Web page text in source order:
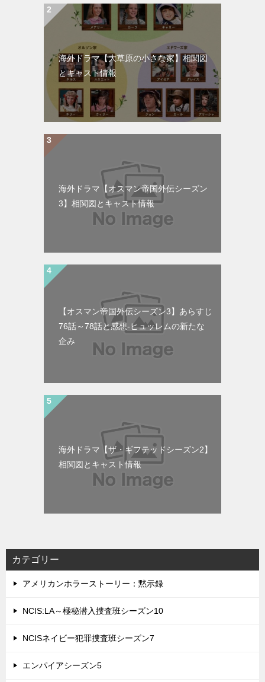
海外ドラマ【大草原の小さな家】相関図
とキャスト情報
海外ドラマ【オスマン帝国外伝シーズン
3】相関図とキャスト情報
【オスマン帝国外伝シーズン3】あらすじ
76話～78話と感想-ヒュッレムの新たな
企み
海外ドラマ【ザ・ギフテッドシーズン2】
相関図とキャスト情報
カテゴリー
アメリカンホラーストーリー：黙示録
NCIS:LA～極秘潜入捜査班シーズン10
NCISネイビー犯罪捜査班シーズン7
エンパイアシーズン5